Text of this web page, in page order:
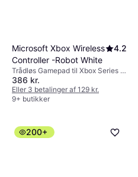
Microsoft Xbox Wireless
Controller -Robot White
4.2
Trådløs Gamepad til Xbox Series X,
Android, Xbox Series S, PC, Xbox
One
386 kr.
Eller 3 betalinger af 129 kr.
9+ butikker
200+